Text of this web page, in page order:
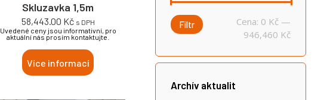
Skluzavka 1,5m
58,443.00 Kč s DPH
Uvedené ceny jsou informativní, pro
aktuální nás prosím kontaktujte.
Více informací
Minimální
cena
Maximální
cena
Filtr Cena: 0 Kč—
946,460 Kč
Archív aktualit